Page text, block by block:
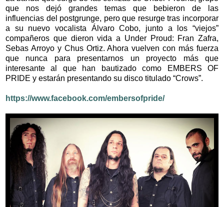
que nos dejó grandes temas que bebieron de las
influencias del postgrunge, pero que resurge tras incorporar
a su nuevo vocalista Álvaro Cobo, junto a los “viejos”
compañeros que dieron vida a Under Proud: Fran Zafra,
Sebas Arroyo y Chus Ortiz. Ahora vuelven con más fuerza
que nunca para presentarnos un proyecto más que
interesante al que han bautizado como EMBERS OF
PRIDE y estarán presentando su disco titulado “Crows”.
https://www.facebook.com/embersofpride/